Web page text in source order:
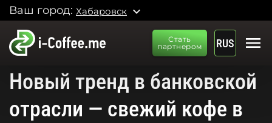
Ваш город: Хабаровск expand_more
Стать
партнером
RUS menu
Новый тренд в банковской
отрасли — свежий кофе в